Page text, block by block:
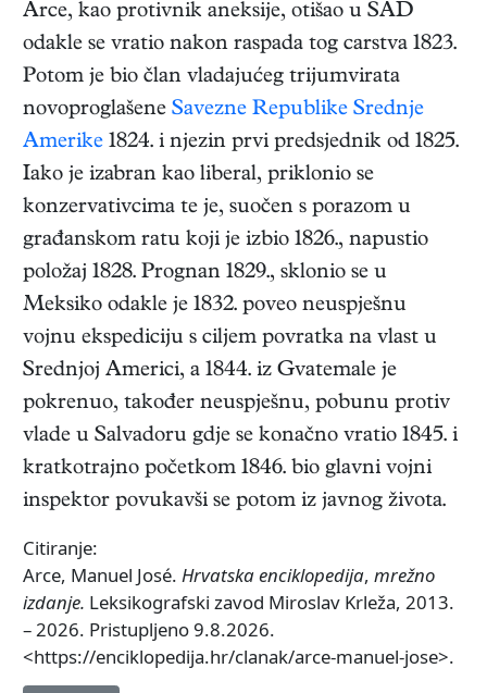
Arce, kao protivnik aneksije, otišao u SAD
odakle se vratio nakon raspada tog carstva 1823.
Potom je bio član vladajućeg trijumvirata
novoproglašene Savezne Republike Srednje
Amerike 1824. i njezin prvi predsjednik od 1825.
Iako je izabran kao liberal, priklonio se
konzervativcima te je, suočen s porazom u
građanskom ratu koji je izbio 1826., napustio
položaj 1828. Prognan 1829., sklonio se u
Meksiko odakle je 1832. poveo neuspješnu
vojnu ekspediciju s ciljem povratka na vlast u
Srednjoj Americi, a 1844. iz Gvatemale je
pokrenuo, također neuspješnu, pobunu protiv
vlade u Salvadoru gdje se konačno vratio 1845. i
kratkotrajno početkom 1846. bio glavni vojni
inspektor povukavši se potom iz javnog života.
Citiranje:
Arce, Manuel José. Hrvatska enciklopedija, mrežno
izdanje. Leksikografski zavod Miroslav Krleža, 2013.
– 2026. Pristupljeno 9.8.2026.
<https://enciklopedija.hr/clanak/arce-manuel-jose>.